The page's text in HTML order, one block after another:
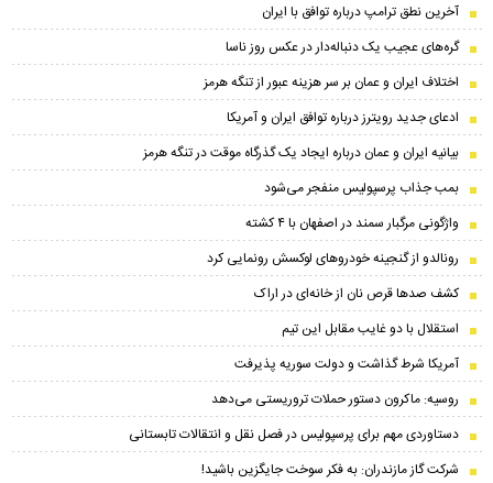
آخرین نطق ترامپ درباره توافق با ایران
گره‌های عجیب یک دنباله‌دار در عکس روز ناسا
اختلاف ایران و عمان بر سر هزینه عبور از تنگه هرمز
ادعای جدید رویترز درباره توافق ایران و آمریکا
بیانیه ایران و عمان درباره ایجاد یک گذرگاه موقت در تنگه هرمز
بمب جذاب پرسپولیس منفجر می‌شود
واژگونی مرگبار سمند در اصفهان با ۴ کشته
رونالدو از گنجینه خودروهای لوکسش رونمایی کرد
کشف صدها قرص نان از خانه‌ای در اراک
استقلال با دو غایب مقابل این تیم
آمریکا شرط گذاشت و دولت سوریه پذیرفت
روسیه: ماکرون دستور حملات تروریستی می‌دهد
دستاوردی مهم برای پرسپولیس در فصل نقل و انتقالات تابستانی
شرکت گاز مازندران: به فکر سوخت جایگزین باشید!